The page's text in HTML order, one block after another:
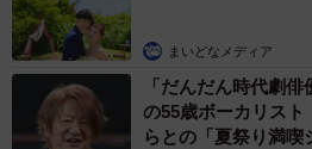
まいどなメディア
「だんだん時代劇
の55歳ボーカリス
らとの「夏祭り満喫